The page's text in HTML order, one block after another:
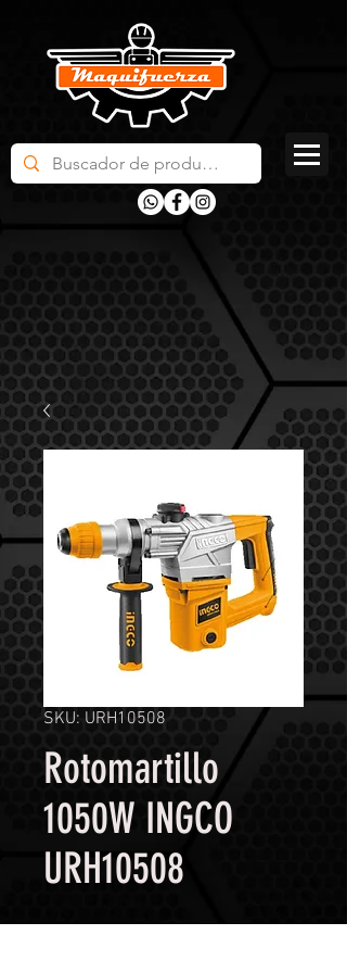
SKU: URH10508
Rotomartillo
1050W INGCO
URH10508